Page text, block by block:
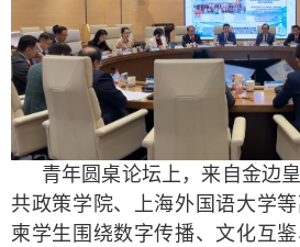
青年圆桌论坛上，来自金边
共政策学院、上海外国语大学
柬学生围绕数字传播、文化互